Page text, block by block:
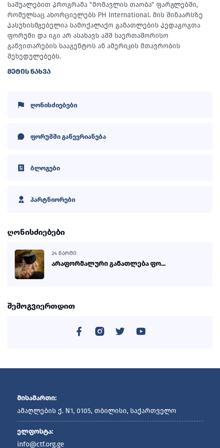
საშუალებით პროგრამა "მომავლის თაობა" ფარგლებში,
რომელსაც ახორციელებს PH International. მის შინაარსზე
პასუხისმგებელია სამოქალაქო განათლების პედაგოგთა
ფორუმი და იგი არ ასახავს აშშ საერთაშორისო
განვითარების სააგენტოს ან ამერიკის მთავრობის
შეხედულებებს.
ᲛᲔᲢᲘᲡ ᲜᲐᲮᲕᲐ
ღონისძიებები
ფორუმში გაწევრიანება
ბლოგები
პარტნიორები
ღონისძიებები
24 ᲛᲐᲠᲢᲘ
არაფორმალური განათლება ფო...
შემოგვიერთდით
მისამართი:
ამაღლების ქ. N1, 0105, თბილისი, საქართველო
ელფოსტა:
info@ctf.org.ge